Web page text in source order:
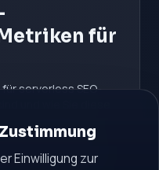
für
serverless SEO-
und wie Sie diese
#SEO-Architekturen
Einwilligung zur